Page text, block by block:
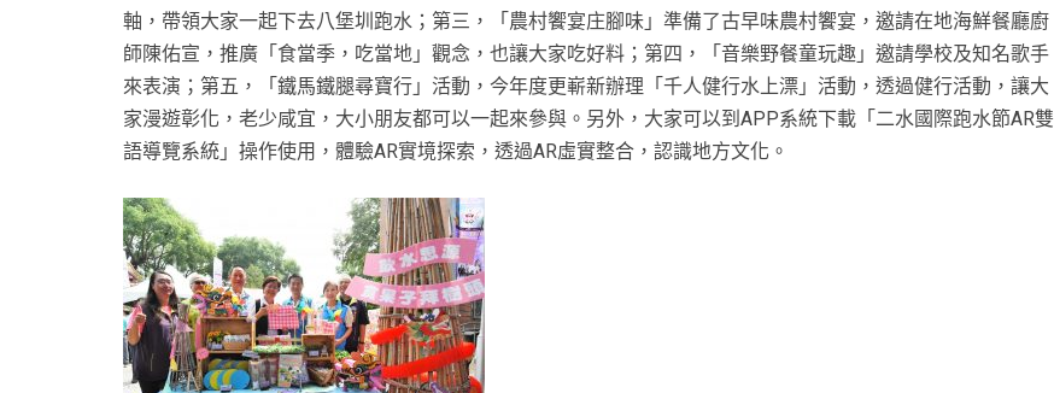
軸，帶領大家一起下去八堡圳跑水；第三，「農村饗宴庄腳味」準備了古早味農村饗宴，邀請在地海鮮餐廳廚
師陳佑宣，推廣「食當季，吃當地」觀念，也讓大家吃好料；第四，「音樂野餐童玩趣」邀請學校及知名歌手
來表演；第五，「鐵馬鐵腿尋寶行」活動，今年度更嶄新辦理「千人健行水上漂」活動，透過健行活動，讓大
家漫遊彰化，老少咸宜，大小朋友都可以一起來參與。另外，大家可以到APP系統下載「二水國際跑水節AR雙
語導覽系統」操作使用，體驗AR實境探索，透過AR虛實整合，認識地方文化。